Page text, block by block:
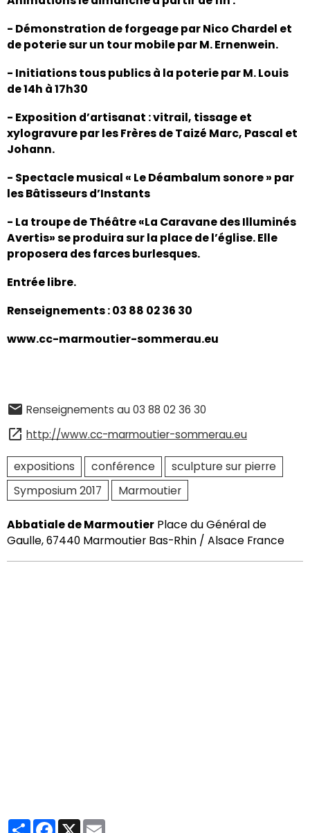
- Démonstration de forgeage par Nico Chardel et
de poterie sur un tour mobile par M. Ernenwein.
- Initiations tous publics à la poterie par M. Louis
de 14h à 17h30
- Exposition d’artisanat : vitrail, tissage et
xylogravure par les Frères de Taizé Marc, Pascal et
Johann.
- Spectacle musical « Le Déambalum sonore » par
les Bâtisseurs d’Instants
- La troupe de Théâtre «La Caravane des Illuminés
Avertis» se produira sur la place de l’église. Elle
proposera des farces burlesques.
Entrée libre.
Renseignements : 03 88 02 36 30
www.cc-marmoutier-sommerau.eu
Renseignements au 03 88 02 36 30
http://www.cc-marmoutier-sommerau.eu
expositions conférence
sculpture sur pierre
Symposium 2017
Marmoutier
Abbatiale de Marmoutier Place du Général de
Gaulle, 67440 Marmoutier Bas-Rhin / Alsace France
PartagerFacebook
X